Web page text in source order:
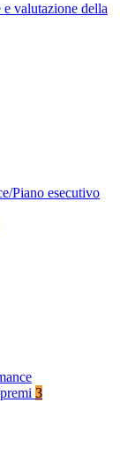
valutazione della
Piano esecutivo
3